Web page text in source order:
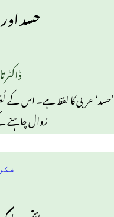
حسد
’حسد‘ عربی کا لفظ ہے۔ اس کے
زوال